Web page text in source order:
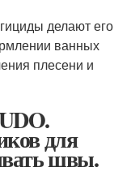
делают его
ванных
плесени и
для
швы.